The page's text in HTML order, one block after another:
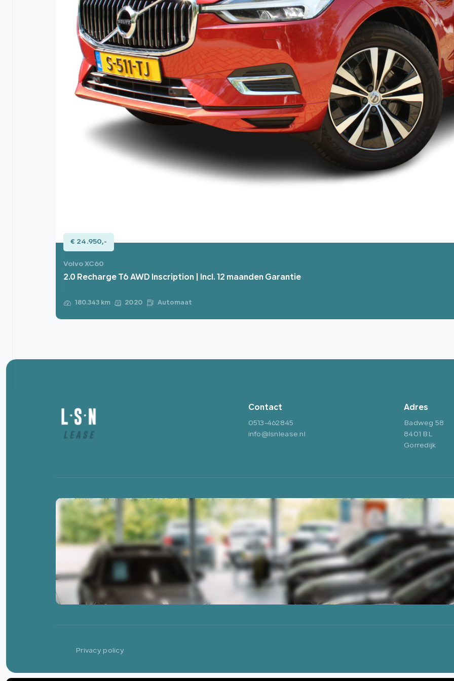
€ 24.950,-
Volvo XC60
2.0 Recharge T6 AWD Inscription | Incl. 12 maanden Garantie
180.343 km 2020 Automaat
Contact
0513-462845
info@lsnlease.nl
Adres
Badweg 58
8401 BL
Gorredijk
Privacy policy